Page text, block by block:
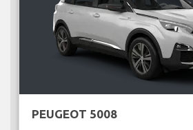
PEUGEOT 5008